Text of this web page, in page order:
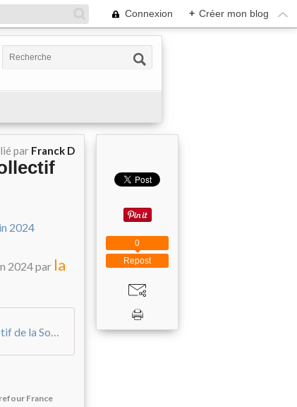
Connexion + Créer mon blog
par Franck D
2024 par la
Avenant n°2 à l'accord d'intéressement collectif de la Société CSF du 27 juin 2024
France
Repost
0